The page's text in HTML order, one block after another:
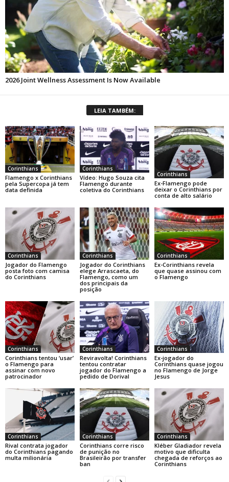
LEIA TAMBÉM:
Corinthians
Flamengo x Corinthians
pela Supercopa já tem
data definida
Corinthians
Vídeo: Hugo Souza cita
Flamengo durante
coletiva do Corinthians
Corinthians
Ex-Flamengo pode
deixar o Corinthians por
conta de alto salário
Corinthians
Jogador do Flamengo
posta foto com camisa
do Corinthians
Corinthians
Jogador do Corinthians
elege Arrascaeta, do
Flamengo, como um
dos principais da
posição
Corinthians
Ex-Corinthians revela
que quase assinou com
o Flamengo
Corinthians
Corinthians tentou ‘usar’
o Flamengo para
assinar com novo
patrocinador
Corinthians
Reviravolta! Corinthians
tentou contratar
jogador do Flamengo a
pedido de Dorival
Corinthians
Ex-jogador do
Corinthians quase jogou
no Flamengo de Jorge
Jesus
Corinthians
Rival contrata jogador
do Corinthians pagando
multa milionária
Corinthians
Corinthians corre risco
de punição no
Brasileirão por transfer
ban
Corinthians
Kléber Gladiador revela
motivo que dificulta
chegada de reforços ao
Corinthians